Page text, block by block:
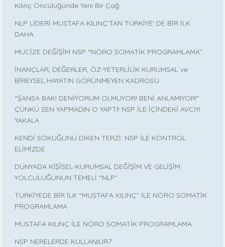
Kılınç Öncülüğünde Yeni Bir Çağ
NLP LİDERİ MUSTAFA KILINÇ'TAN TÜRKİYE' DE BİR İLK
DAHA
MUCİZE DEĞİŞİM NSP “NÖRO SOMATİK PROGRAMLAMA”
İNANÇLAR, DEĞERLER, ÖZ-YETERLİLİK KURUMSAL ve
BİREYSEL HAYATIN GÖRÜNMEYEN KADROSU
“ŞANSA BAK! DENİYORUM OLMUYOR! BENİ ANLAMIYOR!”
ÇÜNKÜ SEN YAPMADIN O YAPTI! NSP İLE İÇİNDEKİ AVCIYI
YAKALA
KENDİ SÖKÜĞÜNÜ DİKEN TERZİ: NSP İLE KONTROL
ELİMİZDE
DÜNYADA KİŞİSEL-KURUMSAL DEĞİŞİM VE GELİŞİM
YOLCULUĞUNUN TEMELİ “NLP”
TÜRKİYEDE BİR İLK “MUSTAFA KILINÇ” İLE NÖRO SOMATİK
PROGRAMLAMA
MUSTAFA KILINÇ İLE NÖRO SOMATİK PROGRAMLAMA
NSP NERELERDE KULLANILIR?